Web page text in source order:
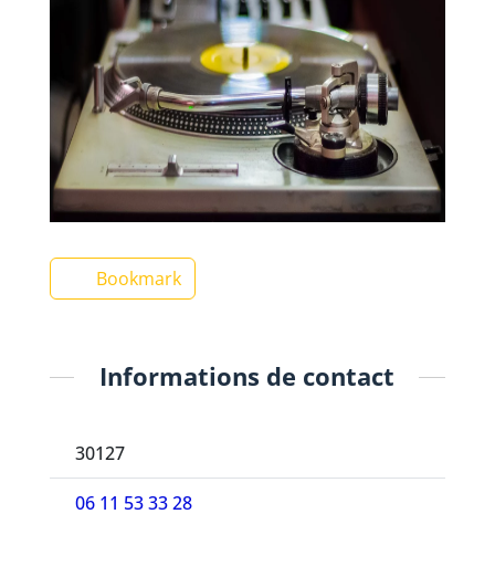
Bookmark
Informations de contact
30127
06 11 53 33 28